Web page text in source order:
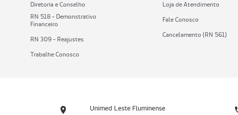
Diretoria e Conselho
RN 518 - Demonstrativo
Financeiro
RN 309 - Reajustes
Trabalhe Conosco
Loja de Atendimento
Fale Conosco
Cancelamento (RN 561)
Unimed Leste Fluminense